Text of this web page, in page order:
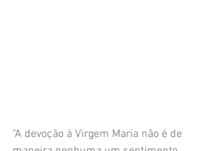
"A devoção à Virgem Maria não é de